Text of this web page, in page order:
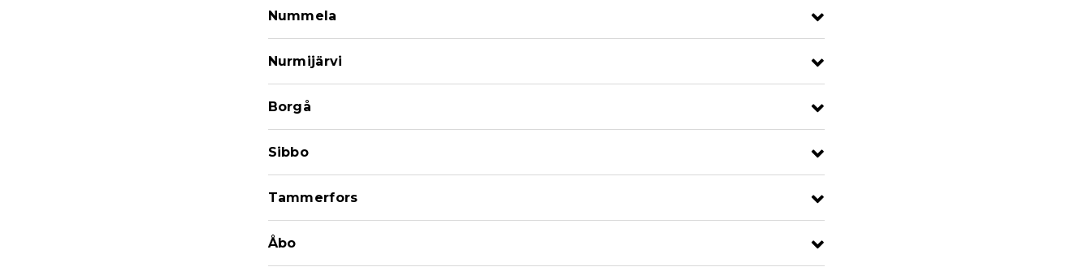
Nummela
Nurmijärvi
Borgå
Sibbo
Tammerfors
Åbo